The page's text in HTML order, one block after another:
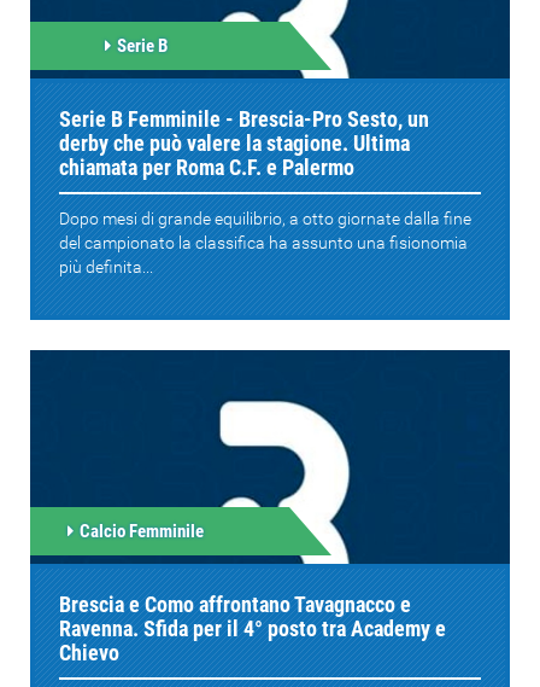
Serie B
Serie B Femminile - Brescia-Pro Sesto, un
derby che può valere la stagione. Ultima
chiamata per Roma C.F. e Palermo
Dopo mesi di grande equilibrio, a otto giornate dalla fine
del campionato la classifica ha assunto una fisionomia
più definita...
Calcio Femminile
Brescia e Como affrontano Tavagnacco e
Ravenna. Sfida per il 4° posto tra Academy e
Chievo